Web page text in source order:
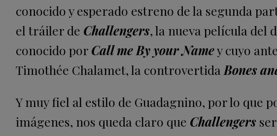
conocido y esperado estreno de la segunda
el tráiler de Challengers, la nueva película del
conocido por Call me By your Namey cuyo
Timothée Chalamet, la controvertida Bones
Y muy fiel al estilo de Guadagnino, por lo que
imágenes, nos queda claro que Challengers